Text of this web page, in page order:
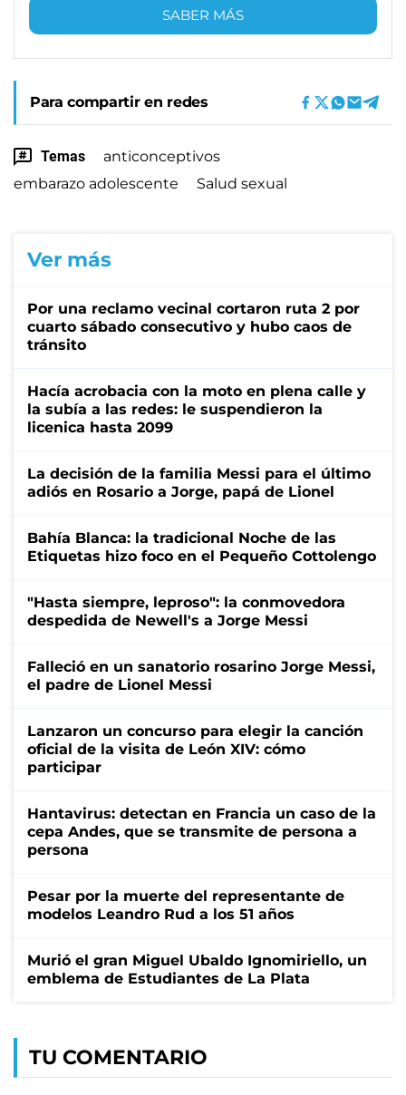
SABER MÁS
Para compartir en redes
Temas
anticonceptivos
embarazo adolescente
Salud sexual
Ver más
Por una reclamo vecinal cortaron ruta 2 por
cuarto sábado consecutivo y hubo caos de
tránsito
Hacía acrobacia con la moto en plena calle y
la subía a las redes: le suspendieron la
licenica hasta 2099
La decisión de la familia Messi para el último
adiós en Rosario a Jorge, papá de Lionel
Bahía Blanca: la tradicional Noche de las
Etiquetas hizo foco en el Pequeño Cottolengo
"Hasta siempre, leproso": la conmovedora
despedida de Newell's a Jorge Messi
Falleció en un sanatorio rosarino Jorge Messi,
el padre de Lionel Messi
Lanzaron un concurso para elegir la canción
oficial de la visita de León XIV: cómo
participar
Hantavirus: detectan en Francia un caso de la
cepa Andes, que se transmite de persona a
persona
Pesar por la muerte del representante de
modelos Leandro Rud a los 51 años
Murió el gran Miguel Ubaldo Ignomiriello, un
emblema de Estudiantes de La Plata
TU COMENTARIO